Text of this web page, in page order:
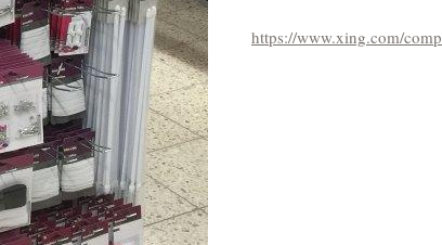
https://www.xing.com/